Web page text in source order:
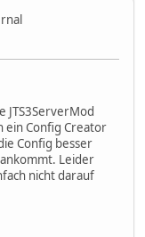
JTS3ServerMod
ein Config Creator
Config besser
Leider
nicht darauf